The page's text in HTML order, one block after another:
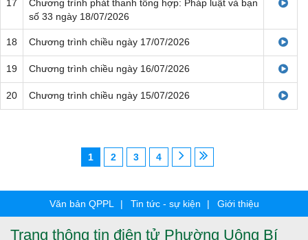
17
Chương trình phát thanh tổng hợp: Pháp luật và bạn
số 33 ngày 18/07/2026
18 Chương trình chiều ngày 17/07/2026
19 Chương trình chiều ngày 16/07/2026
20 Chương trình chiều ngày 15/07/2026
1 2 3 4
Văn bản QPPL Tin tức - sự kiện Giới thiệu
Trang thông tin điện tử Phường Uông Bí